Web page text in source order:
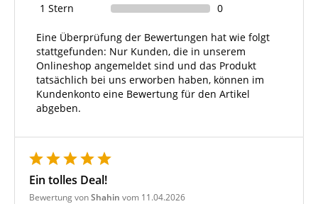
1 Stern
0
Eine Überprüfung der Bewertungen hat wie folgt
stattgefunden: Nur Kunden, die in unserem
Onlineshop angemeldet sind und das Produkt
tatsächlich bei uns erworben haben, können im
Kundenkonto eine Bewertung für den Artikel
abgeben.
Ein tolles Deal!
Bewertung vonShahin vom 11.04.2026